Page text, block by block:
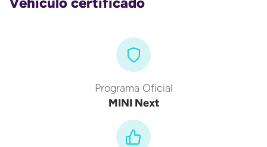
Programa Oficial
MINI Next